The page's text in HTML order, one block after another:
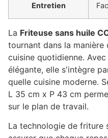
Entretien
La Friteuse sans huile
tournant dans la
cuisine quotidienne.
élégante, elle s'intègre
quelle cuisine moderne.
L 35 cm x P 43 cm
sur le plan de travail.
La technologie de friture